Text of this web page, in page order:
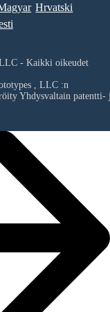
Hrvatski
- Kaikki oikeudet
, LLC:n
Yhdysvaltain patentti-